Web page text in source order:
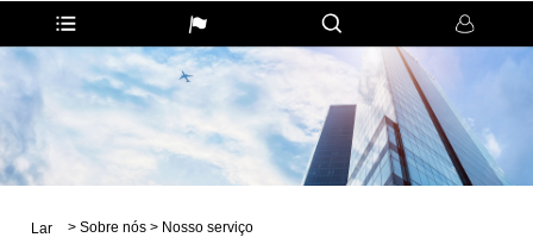
Lar > Sobre nós > Nosso serviço